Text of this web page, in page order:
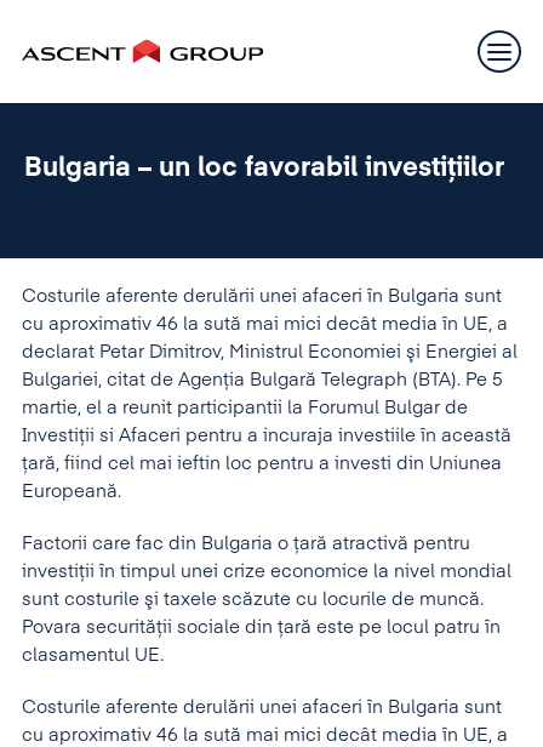
Bulgaria – un loc favorabil investiţiilor
Costurile aferente derulării unei afaceri în Bulgaria sunt
cu aproximativ 46 la sută mai mici decât media în UE, a
declarat Petar Dimitrov, Ministrul Economiei şi Energiei al
Bulgariei, citat de Agenţia Bulgară Telegraph (BTA). Pe 5
martie, el a reunit participantii la Forumul Bulgar de
Investiţii si Afaceri pentru a incuraja investiile în această
ţară, fiind cel mai ieftin loc pentru a investi din Uniunea
Europeană.
Factorii care fac din Bulgaria o ţară atractivă pentru
investiţii în timpul unei crize economice la nivel mondial
sunt costurile şi taxele scăzute cu locurile de muncă.
Povara securităţii sociale din ţară este pe locul patru în
clasamentul UE.
Costurile aferente derulării unei afaceri în Bulgaria sunt
cu aproximativ 46 la sută mai mici decât media în UE, a